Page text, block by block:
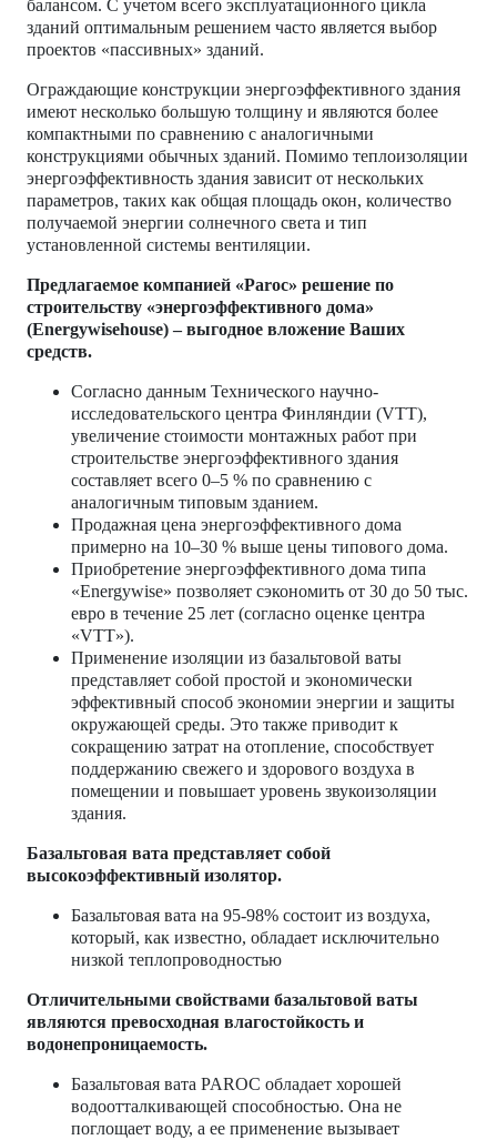
балансом. С учетом всего эксплуатационного цикла
зданий оптимальным решением часто является выбор
проектов «пассивных» зданий.
Ограждающие конструкции энергоэффективного здания
имеют несколько большую толщину и являются более
компактными по сравнению с аналогичными
конструкциями обычных зданий. Помимо теплоизоляции
энергоэффективность здания зависит от нескольких
параметров, таких как общая площадь окон, количество
получаемой энергии солнечного света и тип
установленной системы вентиляции.
Предлагаемое компанией «Paroc» решение по
строительству «энергоэффективного дома»
(Energywisehouse) – выгодное вложение Ваших
средств.
Согласно данным Технического научно-
исследовательского центра Финляндии (VTT),
увеличение стоимости монтажных работ при
строительстве энергоэффективного здания
составляет всего 0–5 % по сравнению с
аналогичным типовым зданием.
Продажная цена энергоэффективного дома
примерно на 10–30 % выше цены типового дома.
Приобретение энергоэффективного дома типа
«Energywise» позволяет сэкономить от 30 до 50 тыс.
евро в течение 25 лет (согласно оценке центра
«VTT»).
Применение изоляции из базальтовой ваты
представляет собой простой и экономически
эффективный способ экономии энергии и защиты
окружающей среды. Это также приводит к
сокращению затрат на отопление, способствует
поддержанию свежего и здорового воздуха в
помещении и повышает уровень звукоизоляции
здания.
Базальтовая вата представляет собой
высокоэффективный изолятор.
Базальтовая вата на 95-98% состоит из воздуха,
который, как известно, обладает исключительно
низкой теплопроводностью
Отличительными свойствами базальтовой ваты
являются превосходная влагостойкость и
водонепроницаемость.
Базальтовая вата PAROC обладает хорошей
водоотталкивающей способностью. Она не
поглощает воду, а ее применение вызывает